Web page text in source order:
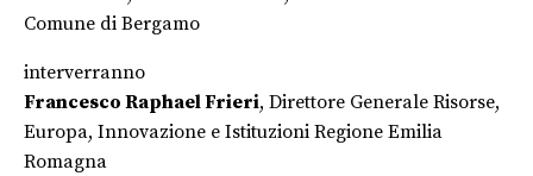
Comune di Bergamo
interverranno
Francesco Raphael Frieri, Direttore Generale Risorse,
Europa, Innovazione e Istituzioni Regione Emilia
Romagna